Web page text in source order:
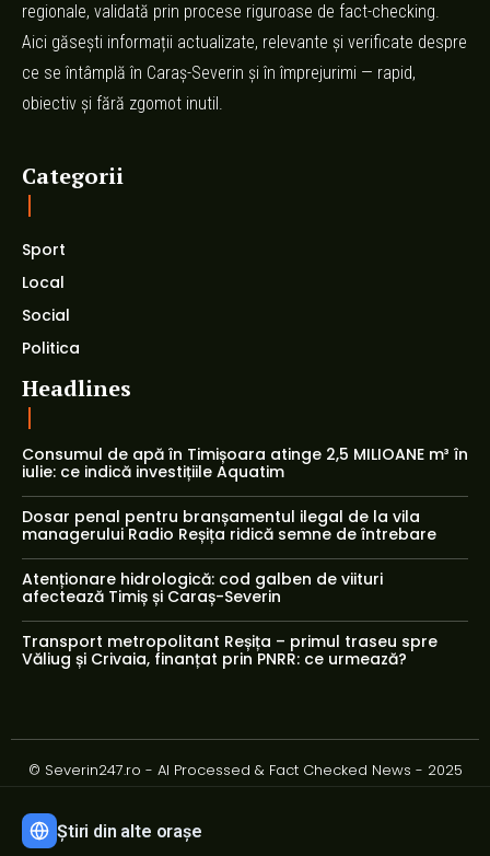
regionale, validată prin procese riguroase de fact-checking.
Aici găsești informații actualizate, relevante și verificate despre
ce se întâmplă în Caraș-Severin și în împrejurimi — rapid,
obiectiv și fără zgomot inutil.
Categorii
Sport
Local
Social
Politica
Headlines
Consumul de apă în Timișoara atinge 2,5 MILIOANE m³ în
iulie: ce indică investițiile Aquatim
Dosar penal pentru branșamentul ilegal de la vila
managerului Radio Reșița ridică semne de întrebare
Atenționare hidrologică: cod galben de viituri
afectează Timiș și Caraș-Severin
Transport metropolitant Reșița – primul traseu spre
Văliug și Crivaia, finanțat prin PNRR: ce urmează?
© Severin247.ro - AI Processed & Fact Checked News - 2025
Știri din alte orașe